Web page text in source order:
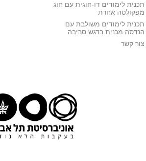
תכנית לימודים דו-חוגית עם חוג
מפקולטה אחרת
תכנית לימודים משולבת עם
הנדסה מכנית בדגש סביבה
צור קשר